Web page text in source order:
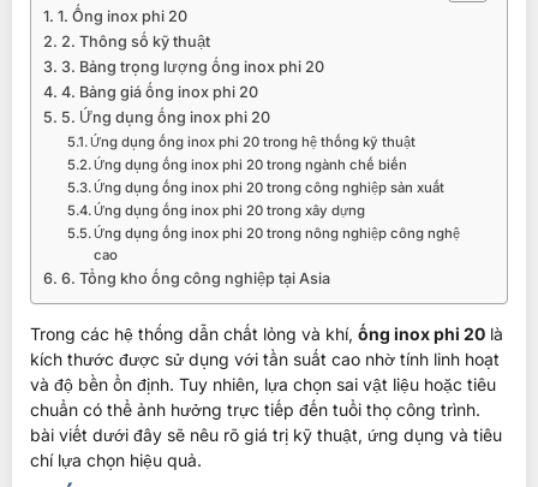
1. Ống inox phi 20
2. Thông số kỹ thuật
3. Bảng trọng lượng ống inox phi 20
4. Bảng giá ống inox phi 20
5. Ứng dụng ống inox phi 20
Ứng dụng ống inox phi 20 trong hệ thống kỹ thuật
Ứng dụng ống inox phi 20 trong ngành chế biến
Ứng dụng ống inox phi 20 trong công nghiệp sản xuất
Ứng dụng ống inox phi 20 trong xây dựng
Ứng dụng ống inox phi 20 trong nông nghiệp công nghệ
cao
6. Tổng kho ống công nghiệp tại Asia
Trong các hệ thống dẫn chất lỏng và khí, ống inox phi 20 là
kích thước được sử dụng với tần suất cao nhờ tính linh hoạt
và độ bền ổn định. Tuy nhiên, lựa chọn sai vật liệu hoặc tiêu
chuẩn có thể ảnh hưởng trực tiếp đến tuổi thọ công trình.
bài viết dưới đây sẽ nêu rõ giá trị kỹ thuật, ứng dụng và tiêu
chí lựa chọn hiệu quả.